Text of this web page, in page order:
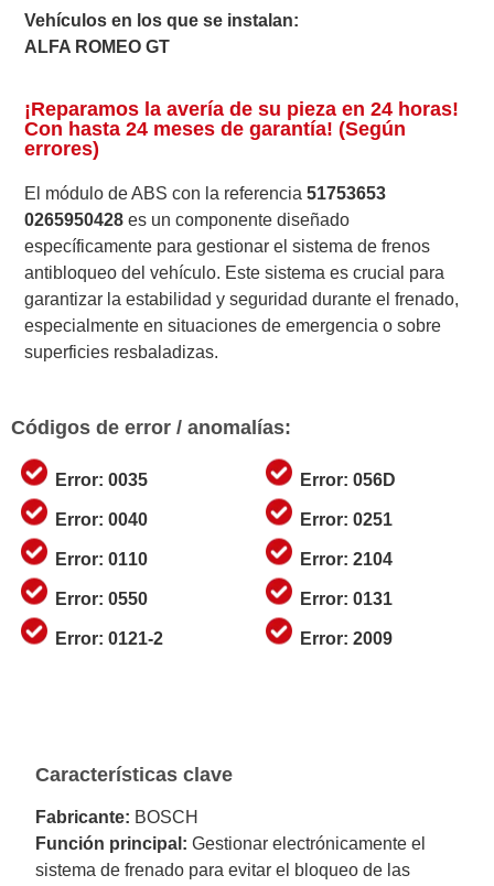
Vehículos en los que se instalan:
ALFA ROMEO GT
¡Reparamos la avería de su pieza en 24 horas!
Con hasta 24 meses de garantía! (Según
errores)
El módulo de ABS con la referencia51753653
0265950428 es un componente diseñado
específicamente para gestionar el sistema de frenos
antibloqueo del vehículo. Este sistema es crucial para
garantizar la estabilidad y seguridad durante el frenado,
especialmente en situaciones de emergencia o sobre
superficies resbaladizas.
Códigos de error / anomalías:
Error: 0035
Error: 0040
Error: 0110
Error: 0550
Error: 0121-2
Error: 056D
Error: 0251
Error: 2104
Error: 0131
Error: 2009
Características clave
Fabricante: BOSCH
Función principal: Gestionar electrónicamente el
sistema de frenado para evitar el bloqueo de las